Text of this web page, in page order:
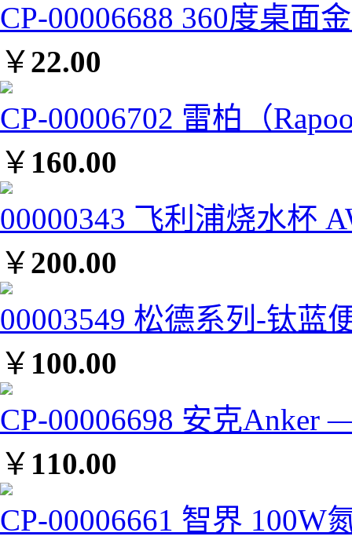
CP-00006688 360度桌面
￥22.00
CP-00006702 雷柏（
￥ 160.00
00000343 飞利浦烧水杯
￥200.00
00003549 松德系列-钛蓝
￥ 100.00
CP-00006698 安克Anker
￥ 110.00
CP-00006661 智界